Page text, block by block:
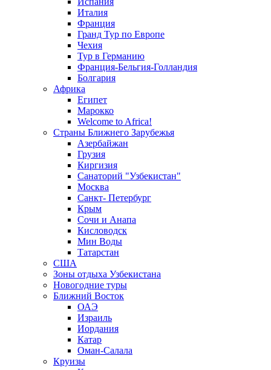
Италия
Франция
Гранд Тур по Европе
Чехия
Тур в Германию
Франция-Бельгия-Голландия
Болгария
Африка
Египет
Марокко
Welcome to Africa!
Страны Ближнего Зарубежья
Азербайжан
Грузия
Киргизия
Санаторий "Узбекистан"
Москва
Санкт- Петербург
Крым
Сочи и Анапа
Кисловодск
Мин Воды
Татарстан
США
Зоны отдыха Узбекистана
Новогодние туры
Ближний Восток
ОАЭ
Израиль
Иордания
Катар
Оман-Салала
Круизы